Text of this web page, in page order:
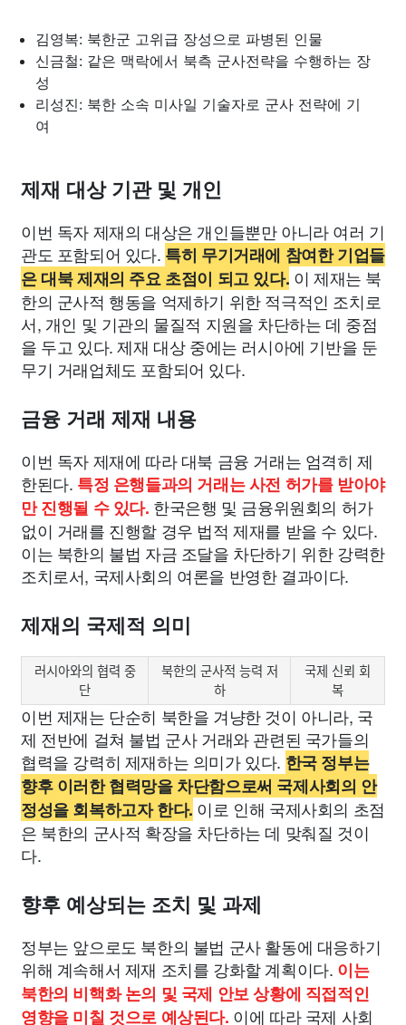
김영복: 북한군 고위급 장성으로 파병된 인물
신금철: 같은 맥락에서 북측 군사전략을 수행하는 장
성
리성진: 북한 소속 미사일 기술자로 군사 전략에 기
여
제재 대상 기관 및 개인
이번 독자 제재의 대상은 개인들뿐만 아니라 여러 기
관도 포함되어 있다. 특히 무기거래에 참여한 기업들
은 대북 제재의 주요 초점이 되고 있다. 이 제재는 북
한의 군사적 행동을 억제하기 위한 적극적인 조치로
서, 개인 및 기관의 물질적 지원을 차단하는 데 중점
을 두고 있다. 제재 대상 중에는 러시아에 기반을 둔
무기 거래업체도 포함되어 있다.
금융 거래 제재 내용
이번 독자 제재에 따라 대북 금융 거래는 엄격히 제
한된다. 특정 은행들과의 거래는 사전 허가를 받아야
만 진행될 수 있다. 한국은행 및 금융위원회의 허가
없이 거래를 진행할 경우 법적 제재를 받을 수 있다.
이는 북한의 불법 자금 조달을 차단하기 위한 강력한
조치로서, 국제사회의 여론을 반영한 결과이다.
제재의 국제적 의미
러시아와의 협력 중
단
북한의 군사적 능력 저
하
국제 신뢰 회
복
이번 제재는 단순히 북한을 겨냥한 것이 아니라, 국
제 전반에 걸쳐 불법 군사 거래와 관련된 국가들의
협력을 강력히 제재하는 의미가 있다. 한국 정부는
향후 이러한 협력망을 차단함으로써 국제사회의 안
정성을 회복하고자 한다. 이로 인해 국제사회의 초점
은 북한의 군사적 확장을 차단하는 데 맞춰질 것이
다.
향후 예상되는 조치 및 과제
정부는 앞으로도 북한의 불법 군사 활동에 대응하기
위해 계속해서 제재 조치를 강화할 계획이다. 이는
북한의 비핵화 논의 및 국제 안보 상황에 직접적인
영향을 미칠 것으로 예상된다. 이에 따라 국제 사회